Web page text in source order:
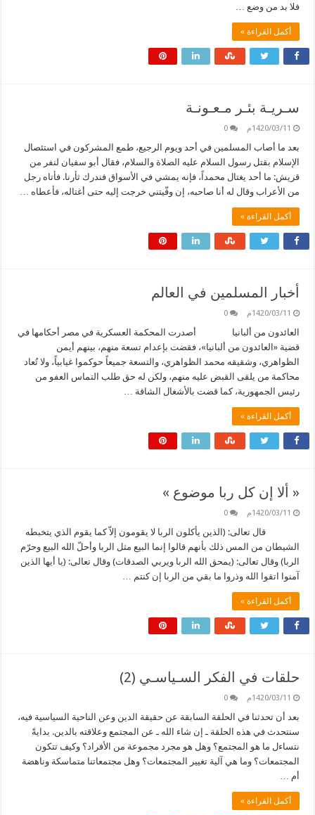
فلا بد من وضع …
أكمل القراءة »
سـريـة بئـر مـعـونـة
1420/03/11م 0
بعد ما أصاب المسلمين في أحد ويوم الرجيع، طمع المشركون في استئصال
الإسلام بقتل رسول السلام عليه الصلاة والسلام، فقال أبو سفيان لنفر من
قريش: ما أحد يغتال محمداً، فإنه يمشي في الأسواق فندرك ثأرنا. فأتاه رجل
من الأعراب وقال له أنا صاحبه، إن وفّيتني خرجت إليه حتى أغتاله، فأعطاه …
أكمل القراءة »
أخبار المسلمين في العالم
1420/03/11م 0
العائدون من ألبانيا أصدرت المحكمة العسكرية في مصر أحكامها في
قضية «العائدون من ألبانيا»، فقضت بإعدام تسعة منهم، بينهم أيمن
الظواهري، وشقيقه محمد الظواهري، والتسعة جميعاً حوكموا غيابياً، ولا تُعاد
محاكمة من يلقى القبض عليه منهم، ولكن له حق طلب التماس العفو من
رئيس الجمهورية، كما قضت بالأشغال الشاقة …
أكمل القراءة »
« ألا إن كل ربا موضوع »
1420/03/11م 0
قال تعالى: (الذين يأكلون الربا لا يقومون إلاّ كما يقوم الذي يتخبطه
الشيطان من المس ذلك بأنهم قالوا إنما البيع مثل الربا وأحلّ الله البيع وحرّم
الربا) وقال تعالى: (يمحق الله الربا ويربي الصدقات) وقال تعالى: (يا أيها الذين
آمنوا اتقوا الله وذروا ما بقي من الربا إن كنتم …
أكمل القراءة »
حلقات في الفكر السـياسـي (2)
1420/03/11م 0
بعد أن تحدثنا في الحلقة السابقة عن حقيقة الدين وعن الناحية السياسية فيه،
سنتحدث في هذه الحلقة ـ إن شاء الله ـ عن المجتمع وعلاقته بالدين. بدايةً
نتساءل ما هو المجتمع؟ وهل هو مجرد مجموعة من الأفراد؟ وكيف تتكون
المجتمعات؟ وما هي آلية تغيير المجتمعات؟ وهل مجتمعاتنا متماسكة وناهضة
أم …
أكمل القراءة »